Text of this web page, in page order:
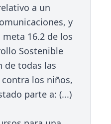
a un
y
16.2 de los
Sostenible
de todas las
los niños,
parte a: (...)